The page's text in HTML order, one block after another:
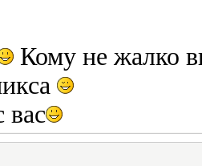
Кому не жалко
вас